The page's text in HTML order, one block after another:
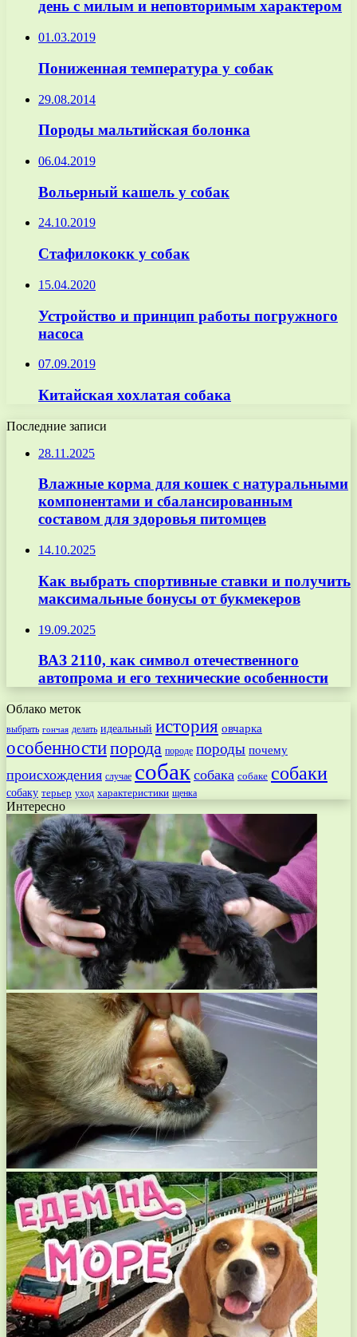
день с милым и неповторимым характером
01.03.2019
Пониженная температура у собак
29.08.2014
Породы мальтийская болонка
06.04.2019
Вольерный кашель у собак
24.10.2019
Стафилококк у собак
15.04.2020
Устройство и принцип работы погружного
насоса
07.09.2019
Китайская хохлатая собака
Последние записи
28.11.2025
Влажные корма для кошек с натуральными
компонентами и сбалансированным
составом для здоровья питомцев
14.10.2025
Как выбрать спортивные ставки и получить
максимальные бонусы от букмекеров
19.09.2025
ВАЗ 2110, как символ отечественного
автопрома и его технические особенности
Облако меток
выбрать гончая делать идеальный история овчарка
особенностипорода породе породы почему
происхождения случае собак собака собаке собаки
собаку терьер уход характеристики щенка
Интересно